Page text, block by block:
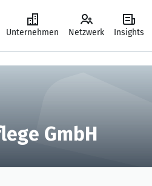
Unternehmen Netzwerk Insights
GmbH